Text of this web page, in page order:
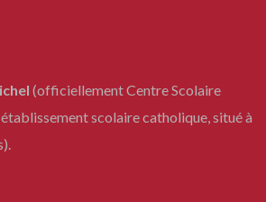
(officiellement Centre Scolaire
scolaire catholique, situé à